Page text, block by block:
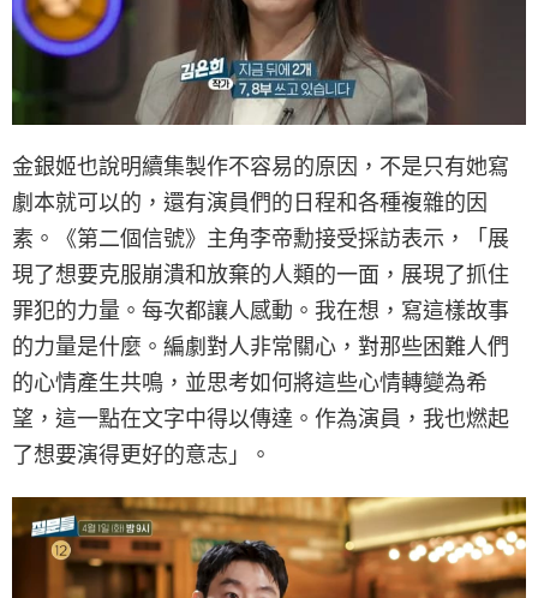
金銀姬也說明續集製作不容易的原因，不是只有她寫
劇本就可以的，還有演員們的日程和各種複雜的因
素。《第二個信號》主角李帝勳接受採訪表示，「展
現了想要克服崩潰和放棄的人類的一面，展現了抓住
罪犯的力量。每次都讓人感動。我在想，寫這樣故事
的力量是什麼。編劇對人非常關心，對那些困難人們
的心情產生共鳴，並思考如何將這些心情轉變為希
望，這一點在文字中得以傳達。作為演員，我也燃起
了想要演得更好的意志」。